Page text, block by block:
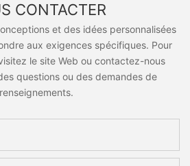
CONTACTER
et des idées personnalisées
aux exigences spécifiques. Pour
le site Web ou contactez-nous
questions ou des demandes de
renseignements.